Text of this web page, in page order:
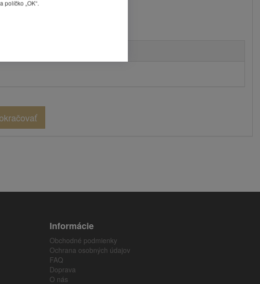
Informácie
Obchodné podmienky
Ochrana osobných údajov
FAQ
Doprava
O nás
„OK“.